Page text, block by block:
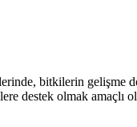
bitkilerin gelişme
destek olmak amaçlı